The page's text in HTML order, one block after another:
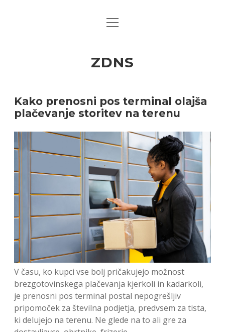
open
ZDNS
ZDNS
Posts
Kako prenosni pos terminal olajša
plačevanje storitev na terenu
V času, ko kupci vse bolj pričakujejo možnost
brezgotovinskega plačevanja kjerkoli in kadarkoli,
je prenosni pos terminal postal nepogrešljiv
pripomoček za številna podjetja, predvsem za tista,
ki delujejo na terenu. Ne glede na to ali gre za